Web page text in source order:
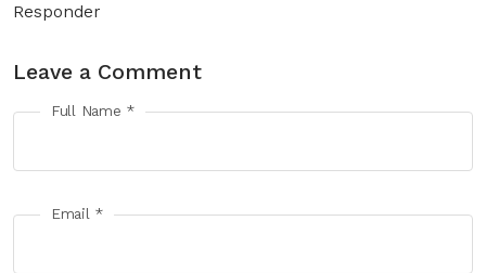
Responder
Leave a Comment
Full Name *
Email *